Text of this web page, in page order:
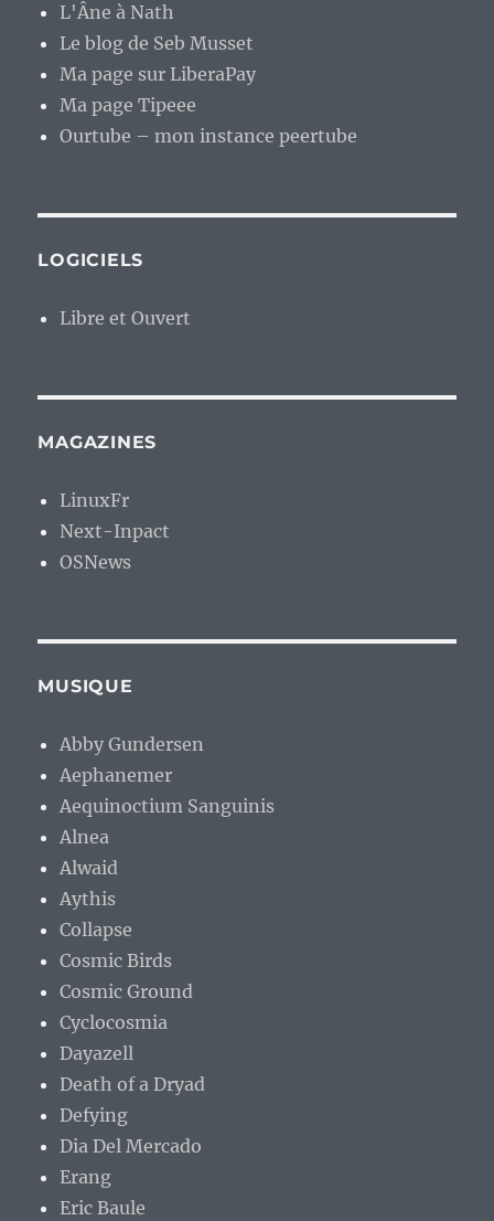
L'Âne à Nath
Le blog de Seb Musset
Ma page sur LiberaPay
Ma page Tipeee
Ourtube – mon instance peertube
LOGICIELS
Libre et Ouvert
MAGAZINES
LinuxFr
Next-Inpact
OSNews
MUSIQUE
Abby Gundersen
Aephanemer
Aequinoctium Sanguinis
Alnea
Alwaid
Aythis
Collapse
Cosmic Birds
Cosmic Ground
Cyclocosmia
Dayazell
Death of a Dryad
Defying
Dia Del Mercado
Erang
Eric Baule